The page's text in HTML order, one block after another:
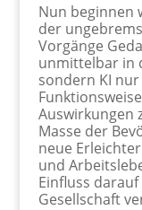
Nun beginnen
der
Vorgänge
unmittelbar in
sondern KI
Auswirkungen
Masse der
neue
und
Einfluss
Gesellschaft